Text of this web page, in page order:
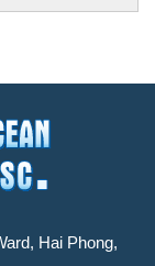
Hai Phong,